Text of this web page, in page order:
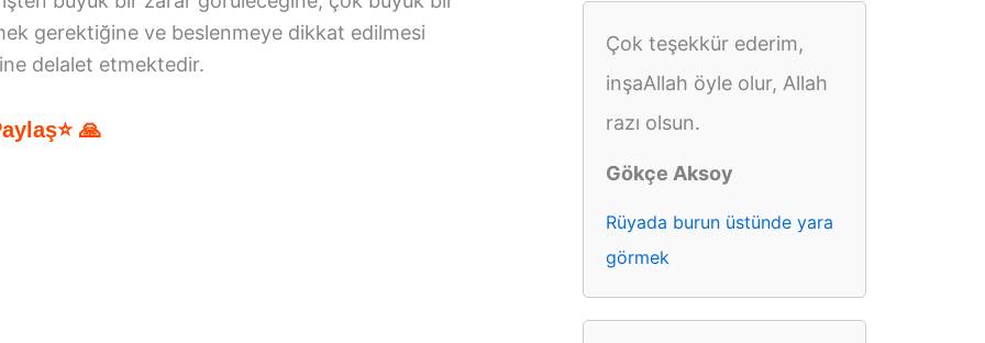
gerektiğine ve beslenmeye dikkat edilmesi
delalet etmektedir.
🙏
Çok teşekkür ederim,
inşaAllah öyle olur, Allah
razı olsun.
Gökçe Aksoy
Rüyada burun üstünde yara
görmek